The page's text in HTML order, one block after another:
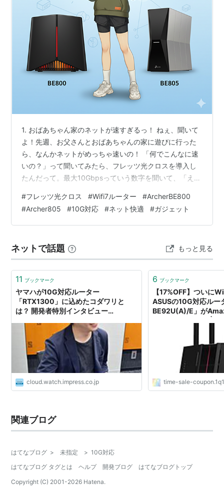
1. おばあちゃん家のネットが速すぎるっ！ ねぇ、聞いて
よ！先週、お父さんとおばあちゃんの家に遊びに行った
ら、なんかネットがめっちゃ速いの！ 「何でこんなに速
いの？」って聞いてみたら、フレッツ光クロスを導入し
たんだって。最大10Gbpsっていう数字を聞いて、「え、
ック。帰宅して早速お父さんが「うちもフレッツ光クロ
スに乗り換えるぞ！」って言い出して、あっという間に
申し込み完了。これで私の家のネットも最速化…はいい
て、また新しいガジェット探しがスタートしたの。 2.
10G対応のWi-Fi 7…
#フレッツ光クロス #Wifi7ルーター #ArcherBE800
#Archer805 #10G対応 #ネット快適 #ガジェット
ネットで話題 もっと見る
11 ブックマーク
ヤマハが10G対応ルーター
「RTX1300」に込めたコダワリと
は？ 開発者特別インタビュー
cloud.watch.impress.co.jp
6 ブックマーク
【17%OFF】ついに
ASUSの10G対応ルー
BE92U(A)/E」が
time-sale-
関連ブログ
はてなブログ > 未指定 > 10G対応
はてなブログ タグとは
ヘルプ 開発ブログ
はてなブログトップ
Copyright (C) 2001-2026 Hatena.